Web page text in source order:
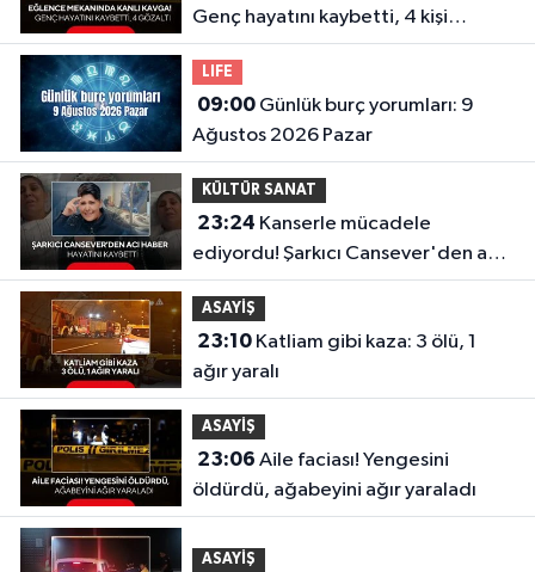
Genç hayatını kaybetti, 4 kişi
gözaltında
LIFE
09:00Günlük burç yorumları: 9
Ağustos 2026 Pazar
KÜLTÜR SANAT
23:24
ediyordu! Şarkıcı Cansever'den acı
haber, hayatını kaybetti
ASAYİŞ
23:10Katliam gibi kaza: 3 ölü, 1
ağır yaralı
ASAYİŞ
23:06
öldürdü, ağabeyini ağır yaraladı
ASAYİŞ